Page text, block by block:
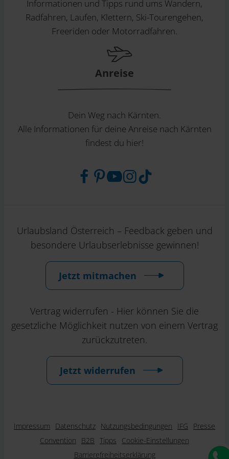
Informationen und Tipps rund ums Wandern,
Radfahren, Laufen, Klettern, Ski-Tourengehen,
Freeriden oder Motorradfahren.
Anreise
Dein Weg nach Kärnten.
Alle Informationen für deine Anreise nach Kärnten
findest du hier!
Urlaubsland Österreich – Feedback geben und
besondere Urlaubserlebnisse gewinnen!
Jetzt mitmachen
Vertrag widerrufen - Hier können Sie die
gesetzliche Möglichkeit nutzen von einem Vertrag
zurückzutreten.
Jetzt widerrufen
Impressum Datenschutz Nutzungsbedingungen IFG
Presse
Convention
B2B Tipps
Cookie-Einstellungen
Barrierefreiheitserklärung